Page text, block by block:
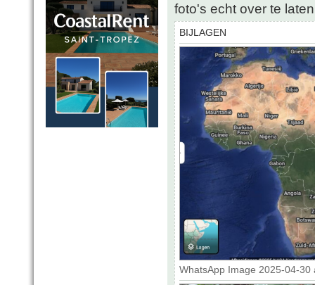
foto's echt over te
BIJLAGEN
WhatsApp Image 2025-04-